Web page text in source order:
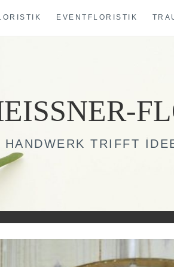
EVENTFLORISTIK
HANDWERK TRIFFT